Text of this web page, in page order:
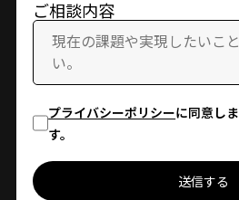
ご相談内容
プライバシーポリシーに同意しま
す。
送信する